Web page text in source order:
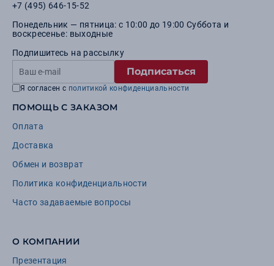
+7 (495) 646-15-52
Понедельник — пятница: с 10:00 до 19:00 Суббота и
воскресенье: выходные
Подпишитесь на рассылку
Подписаться
Я согласен с политикой конфиденциальности
ПОМОЩЬ С ЗАКАЗОМ
Оплата
Доставка
Обмен и возврат
Политика конфиденциальности
Часто задаваемые вопросы
О КОМПАНИИ
Презентация